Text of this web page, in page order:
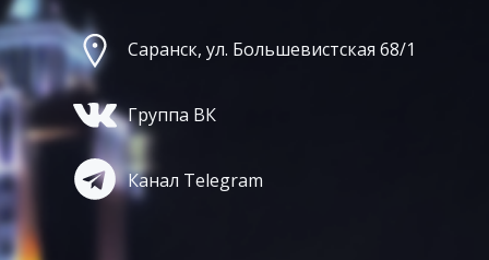
Саранск, ул. Большевистская 68/1
Группа ВК
Канал Telegram